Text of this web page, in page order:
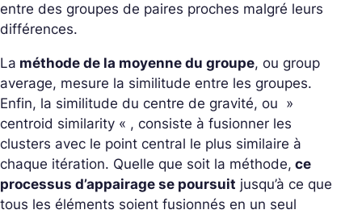
entre des groupes de paires proches malgré leurs
différences.
La méthode de la moyenne du groupe, ou group
average, mesure la similitude entre les groupes.
Enfin, la similitude du centre de gravité, ou »
centroid similarity « , consiste à fusionner les
clusters avec le point central le plus similaire à
chaque itération. Quelle que soit la méthode, ce
processus d’appairage se poursuit jusqu’à ce que
tous les éléments soient fusionnés en un seul